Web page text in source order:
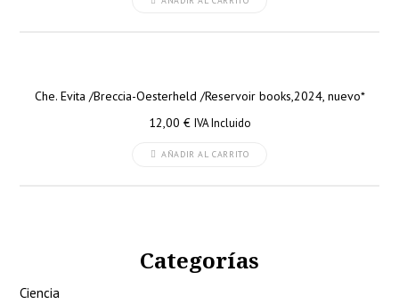
Che. Evita /Breccia-Oesterheld /Reservoir books,2024, nuevo*
12,00 € IVA Incluido
AÑADIR AL CARRITO
Categorías
Ciencia